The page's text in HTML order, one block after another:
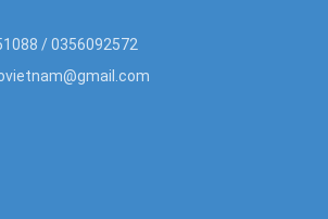
/ 0356092572